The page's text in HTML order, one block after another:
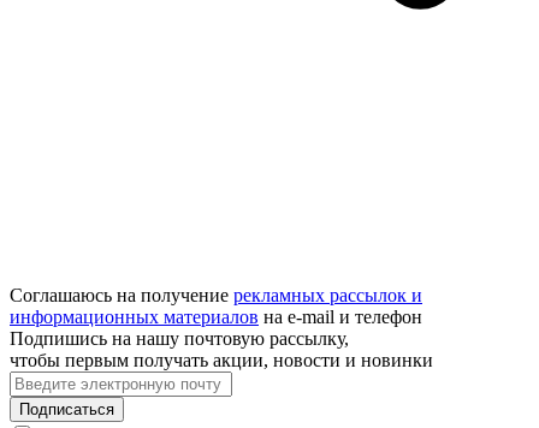
Соглашаюсь на получение рекламных рассылок и
информационных материалов на e‑mail и телефон
Подпишись на нашу почтовую рассылку,
чтобы первым получать акции, новости и новинки
Подписаться